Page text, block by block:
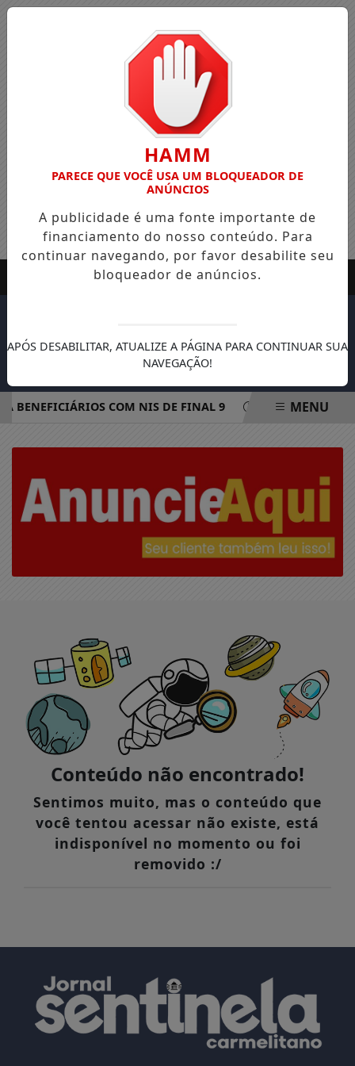
BENEFICIÁRIOS COM NIS DE FINAL 9 REDE ELÉTRICA
MENU
Conteúdo não encontrado!
Sentimos muito, mas o conteúdo que
você tentou acessar não existe, está
indisponível no momento ou foi
removido :/
HAMM
PARECE QUE VOCÊ USA UM BLOQUEADOR DE
ANÚNCIOS
A publicidade é uma fonte importante de
financiamento do nosso conteúdo. Para
continuar navegando, por favor desabilite seu
bloqueador de anúncios.
APÓS DESABILITAR, ATUALIZE A PÁGINA PARA CONTINUAR SUA
NAVEGAÇÃO!